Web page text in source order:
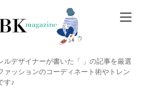
ルデザイナーが書いた「 」の記事を厳選
ァッションのコーディネート術やトレン
す♪